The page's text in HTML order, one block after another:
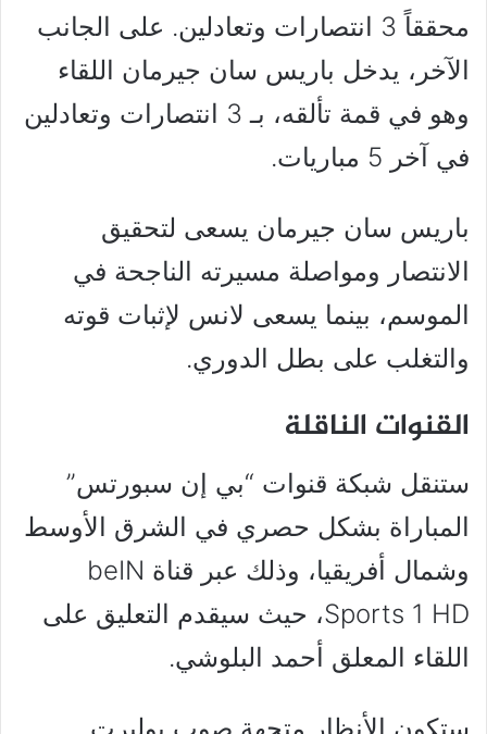
محققاً 3 انتصارات وتعادلين. على الجانب
الآخر، يدخل باريس سان جيرمان اللقاء
وهو في قمة تألقه، بـ 3 انتصارات وتعادلين
في آخر 5 مباريات.
باريس سان جيرمان يسعى لتحقيق
الانتصار ومواصلة مسيرته الناجحة في
الموسم، بينما يسعى لانس لإثبات قوته
والتغلب على بطل الدوري.
القنوات الناقلة
ستنقل شبكة قنوات “بي إن سبورتس”
المباراة بشكل حصري في الشرق الأوسط
وشمال أفريقيا، وذلك عبر قناة beIN
Sports 1 HD، حيث سيقدم التعليق على
اللقاء المعلق أحمد البلوشي.